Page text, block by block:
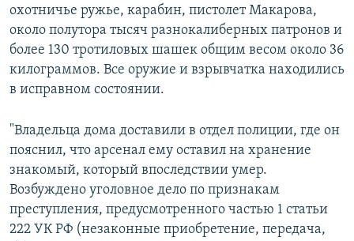
охотничье ружье, карабин, пистолет Макарова,
около полутора тысяч разнокалиберных патронов и
более 130 тротиловых шашек общим весом около 36
килограммов. Все оружие и взрывчатка находились
в исправном состоянии.
"Владельца дома доставили в отдел полиции, где он
пояснил, что арсенал ему оставил на хранение
знакомый, который впоследствии умер.
Возбуждено уголовное дело по признакам
преступления, предусмотренного частью 1 статьи
222 УК РФ (незаконные приобретение, передача,